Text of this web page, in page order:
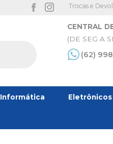
Trocas e
CENTRAL
(DE SEG A
(62)
Informática Eletrônicos